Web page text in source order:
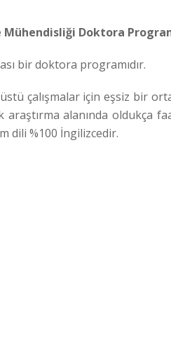
Doktora
bir doktora programıdır.
çalışmalar için eşsiz bir
alanında oldukça
dili %100 İngilizcedir.